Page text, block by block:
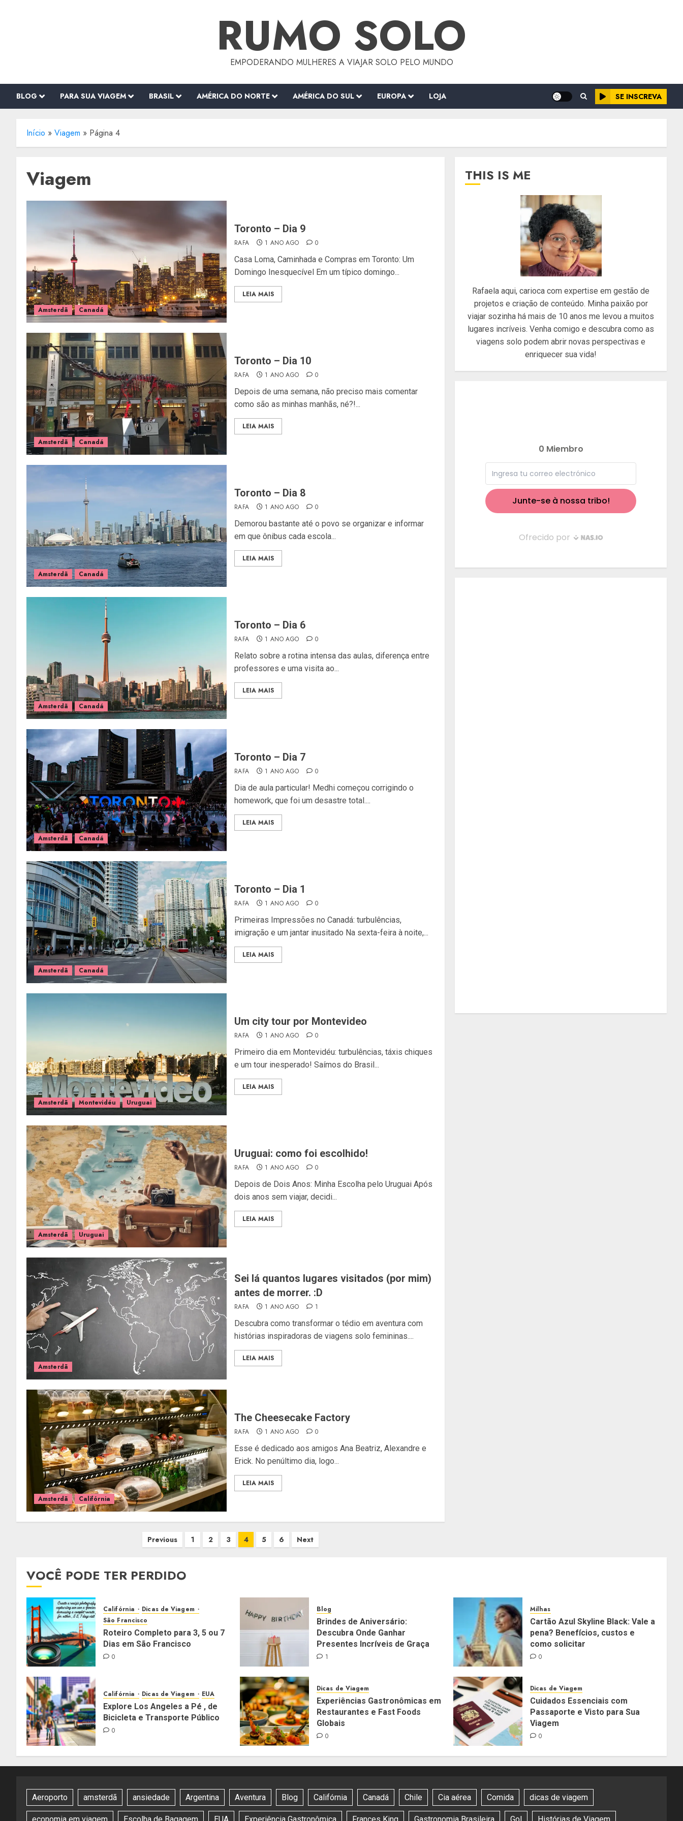
RUMO SOLO
EMPODERANDO MULHERES A VIAJAR SOLO PELO MUNDO
BLOG PARA SUA VIAGEM BRASIL AMÉRICA DO NORTE AMÉRICA DO SUL EUROPA LOJA SE INSCREVA
Início » Viagem » Página 4
Viagem
Amsterdã Canadá
Toronto – Dia 9
RAFA 1 ANO AGO 0
Casa Loma, Caminhada e Compras em Toronto: Um
Domingo Inesquecível Em um típico domingo...
LEIA MAIS
Amsterdã Canadá
Toronto – Dia 10
RAFA 1 ANO AGO 0
Depois de uma semana, não preciso mais comentar
como são as minhas manhãs, né?!...
LEIA MAIS
Amsterdã Canadá
Toronto – Dia 8
RAFA 1 ANO AGO 0
Demorou bastante até o povo se organizar e informar
em que ônibus cada escola...
LEIA MAIS
Amsterdã Canadá
Toronto – Dia 6
RAFA 1 ANO AGO 0
Relato sobre a rotina intensa das aulas, diferença entre
professores e uma visita ao...
LEIA MAIS
Amsterdã Canadá
Toronto – Dia 7
RAFA 1 ANO AGO 0
Dia de aula particular! Medhi começou corrigindo o
homework, que foi um desastre total....
LEIA MAIS
Amsterdã Canadá
Toronto – Dia 1
RAFA 1 ANO AGO 0
Primeiras Impressões no Canadá: turbulências,
imigração e um jantar inusitado Na sexta-feira à noite,...
LEIA MAIS
Amsterdã Montevidéu Uruguai
Um city tour por Montevideo
RAFA 1 ANO AGO 0
Primeiro dia em Montevidéu: turbulências, táxis chiques
e um tour inesperado! Saímos do Brasil...
LEIA MAIS
Amsterdã Uruguai
Uruguai: como foi escolhido!
RAFA 1 ANO AGO 0
Depois de Dois Anos: Minha Escolha pelo Uruguai Após
dois anos sem viajar, decidi...
LEIA MAIS
Amsterdã
Sei lá quantos lugares visitados (por mim)
antes de morrer. :D
RAFA 1 ANO AGO 1
Descubra como transformar o tédio em aventura com
histórias inspiradoras de viagens solo femininas....
LEIA MAIS
Amsterdã Califórnia
The Cheesecake Factory
RAFA 1 ANO AGO 0
Esse é dedicado aos amigos Ana Beatriz, Alexandre e
Erick. No penúltimo dia, logo...
LEIA MAIS
posts
Previous 1 2 3 4 5 6 Next
THIS IS ME
Rafaela aqui, carioca com expertise em gestão de
projetos e criação de conteúdo. Minha paixão por
viajar sozinha há mais de 10 anos me levou a muitos
lugares incríveis. Venha comigo e descubra como as
viagens solo podem abrir novas perspectivas e
enriquecer sua vida!
VOCÊ PODE TER PERDIDO
Califórnia
Dicas de Viagem
São Francisco
Roteiro Completo para 3, 5 ou 7
Dias em São Francisco
0
Blog
Brindes de Aniversário:
Descubra Onde Ganhar
Presentes Incríveis de Graça
1
Milhas
Cartão Azul Skyline Black: Vale a
pena? Benefícios, custos e
como solicitar
0
Califórnia Dicas de Viagem EUA
Explore Los Angeles a Pé , de
Bicicleta e Transporte Público
0
Dicas de Viagem
Experiências Gastronômicas em
Restaurantes e Fast Foods
Globais
0
Dicas de Viagem
Cuidados Essenciais com
Passaporte e Visto para Sua
Viagem
0
Aeroporto amsterdã ansiedade Argentina Aventura Blog Califórnia Canadá Chile Cia aérea Comida dicas de viagem
economia em viagem Escolha de Bagagem EUA Experiência Gastronômica Frances King Gastronomia Brasileira Gol Histórias de Viagem